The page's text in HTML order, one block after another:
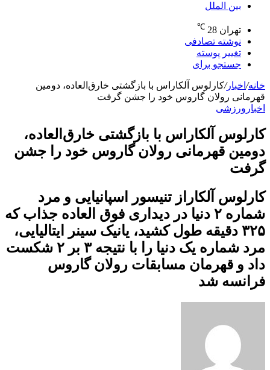
بین الملل
تهران 28
℃
نوشته تصادفی
تغییر پوسته
جستجو برای
خانه/ اخبار/کارلوس آلکاراس با بازگشتی خارق‌العاده، دومین
قهرمانی رولان گاروس خود را جشن گرفت
اخبار ورزشی
کارلوس آلکاراس با بازگشتی خارق‌العاده،
دومین قهرمانی رولان گاروس خود را جشن
گرفت
کارلوس آلکاراز تنیسور اسپانیایی و مرد
شماره ۲ دنیا در دیداری فوق العاده جذاب که
۳۲۵ دقیقه طول کشید، یانیک سینر ایتالیایی،
مرد شماره یک دنیا را با نتیجه ۳ بر ۲ شکست
داد و قهرمان مسابقات رولان گاروس
فرانسه شد